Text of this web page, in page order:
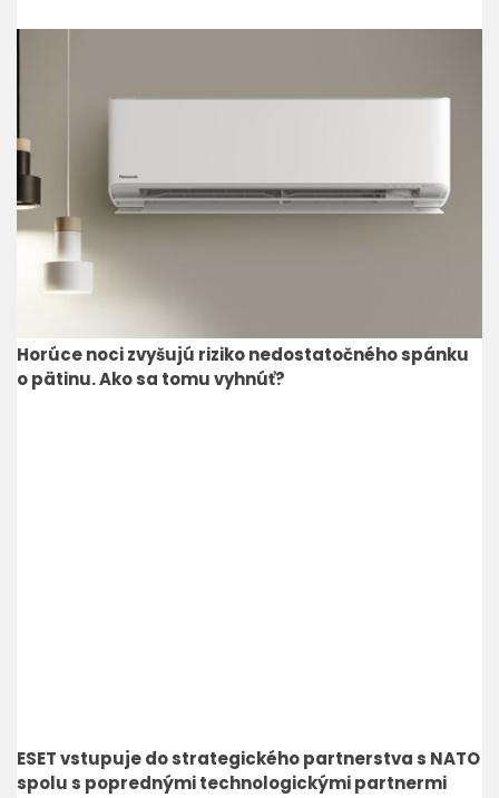
Horúce noci zvyšujú riziko nedostatočného spánku
o pätinu. Ako sa tomu vyhnúť?
ESET vstupuje do strategického partnerstva s NATO
spolu s poprednými technologickými partnermi